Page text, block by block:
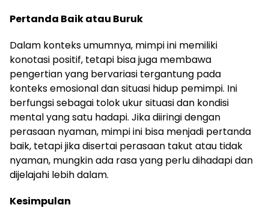
Pertanda Baik atau Buruk
Dalam konteks umumnya, mimpi ini memiliki
konotasi positif, tetapi bisa juga membawa
pengertian yang bervariasi tergantung pada
konteks emosional dan situasi hidup pemimpi. Ini
berfungsi sebagai tolok ukur situasi dan kondisi
mental yang satu hadapi. Jika diiringi dengan
perasaan nyaman, mimpi ini bisa menjadi pertanda
baik, tetapi jika disertai perasaan takut atau tidak
nyaman, mungkin ada rasa yang perlu dihadapi dan
dijelajahi lebih dalam.
Kesimpulan